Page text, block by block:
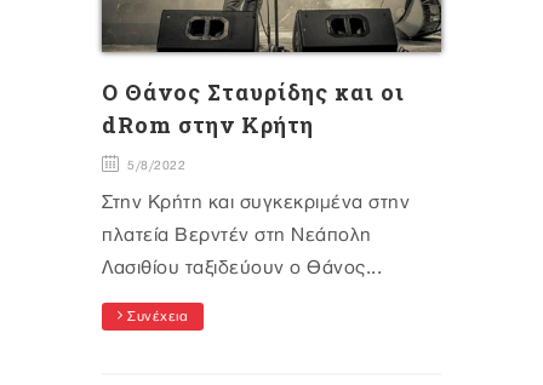
Ο Θάνος Σταυρίδης και οι
dRom στην Κρήτη
5/8/2022
Στην Κρήτη και συγκεκριμένα στην
πλατεία Βερντέν στη Νεάπολη
Λασιθίου ταξιδεύουν ο Θάνος...
Συνέχεια